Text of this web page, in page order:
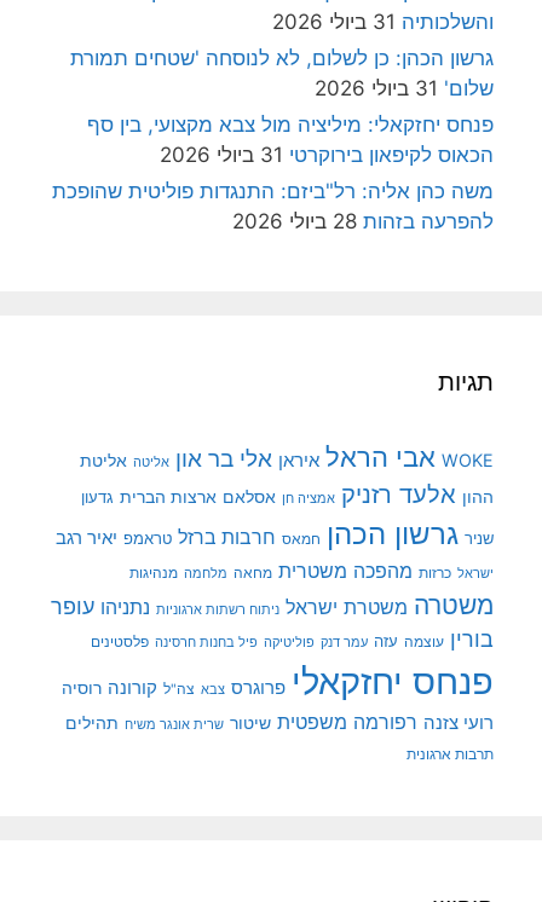
והשלכותיה 31 ביולי 2026
גרשון הכהן: כן לשלום, לא לנוסחה 'שטחים תמורת
שלום' 31 ביולי 2026
פנחס יחזקאלי: מיליציה מול צבא מקצועי, בין סף
הכאוס לקיפאון בירוקרטי 31 ביולי 2026
משה כהן אליה: רל"ביזם: התנגדות פוליטית שהופכת
להפרעה בזהות 28 ביולי 2026
תגיות
WOKE אבי הראל איראן אלי בר און אליטה אליטת
ההון אלעד רזניק אמציה חן אסלאם ארצות הברית גדעון
שניר גרשון הכהן חמאס חרבות ברזל טראמפ יאיר רגב
ישראל כרזות מהפכה משטרית מחאה מלחמה מנהיגות
משטרה משטרת ישראל ניתוח רשתות ארגוניות נתניהו עופר
בורין עוצמה עזה עמר דנק פוליטיקה פיל בחנות חרסינה פלסטינים
פנחס יחזקאלי פרוגרס צבא צה"ל קורונה רוסיה
רועי צזנה רפורמה משפטית שיטור שרית אונגר משיח תהילים
תרבות ארגונית